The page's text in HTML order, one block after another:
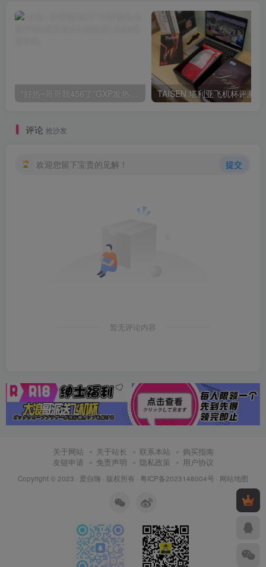
“好热~哥哥我456了”GXP发热试炼评测4星推荐[db:副标题]
评论 抢沙发
欢迎您留下宝贵的见解！ 提交
暂无评论内容
关于网站 关于站长 联系本站
购买指南
友链申请
免责声明 隐私政策 用户协议
Copyright © 2023 · 爱自嗨 · 版权所有 · 粤ICP备2023148004号 · 网站地图